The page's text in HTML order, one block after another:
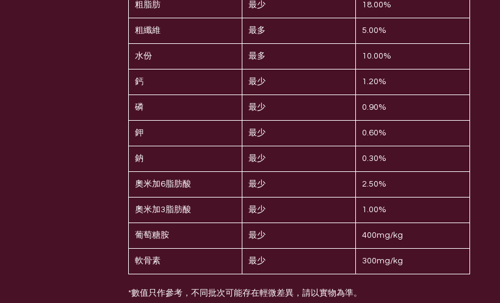
粗脂肪 最少 18.00%
粗纖維 最多 5.00%
水份 最多 10.00%
鈣 最少 1.20%
磷 最少 0.90%
鉀 最少 0.60%
鈉 最少 0.30%
奧米加6脂肪酸 最少 2.50%
奧米加3脂肪酸 最少 1.00%
葡萄糖胺 最少 400mg/kg
軟骨素 最少 300mg/kg
*數值只作參考，不同批次可能存在輕微差異，請以實物為準。